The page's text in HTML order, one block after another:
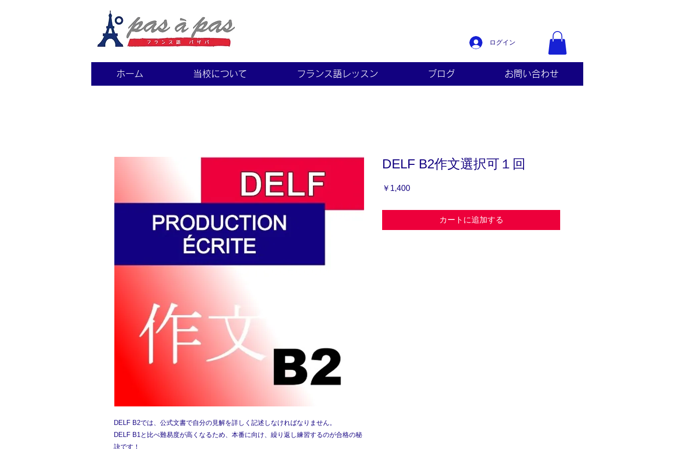
ログイン
ホーム 当校について フランス語レッスン ブログ お問い合わせ
DELF B2では、公式文書で自分の見解を詳しく記述しなければなりません。
DELF B1と比べ難易度が高くなるため、本番に向け、繰り返し練習するのが合格の秘
訣です！
DELF B2作文選択可１回
￥1,400価
カートに追加する